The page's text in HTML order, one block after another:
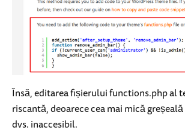
Însă, editarea fișierului functions.php al
riscantă, deoarece cea mai mică
dvs. inaccesibil.